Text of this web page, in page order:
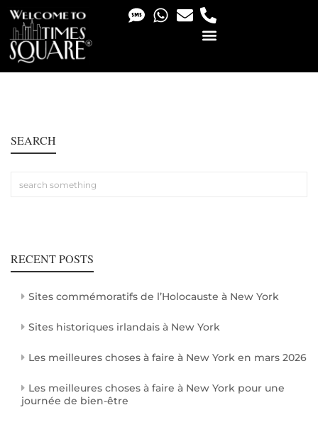
SEARCH
RECENT POSTS
Sites commémoratifs de l’Holocauste à New York
Sites historiques irlandais à New York
Les meilleures choses à faire à New York en mars 2026
Les meilleures choses à faire à New York pour une
journée de bien-être